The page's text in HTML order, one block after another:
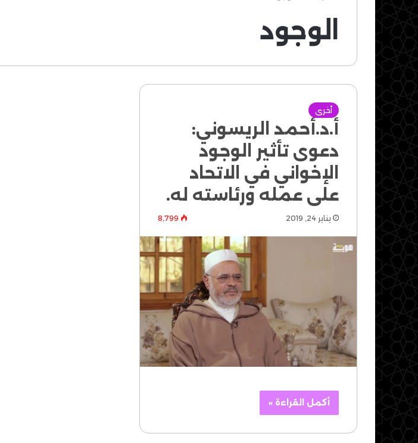
الوجود
أخرى
أ.د.أحمد الريسوني:
دعوى تأثير الوجود
الإخواني في الاتحاد
على عمله ورئاسته له.
يناير 24, 2019 8٬799
أكمل القراءة »